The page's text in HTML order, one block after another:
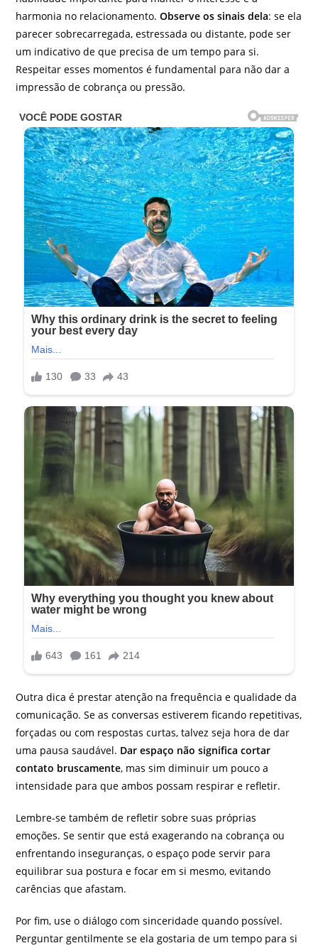
harmonia no relacionamento.Observe os sinais dela: se ela
parecer sobrecarregada, estressada ou distante, pode ser
um indicativo de que precisa de um tempo para si.
Respeitar esses momentos é fundamental para não dar a
impressão de cobrança ou pressão.
Outra dica é prestar atenção na frequência e qualidade da
comunicação. Se as conversas estiverem ficando repetitivas,
forçadas ou com respostas curtas, talvez seja hora de dar
uma pausa saudável. Dar espaço não significa cortar
contato bruscamente, mas sim diminuir um pouco a
intensidade para que ambos possam respirar e refletir.
Lembre-se também de refletir sobre suas próprias
emoções. Se sentir que está exagerando na cobrança ou
enfrentando inseguranças, o espaço pode servir para
equilibrar sua postura e focar em si mesmo, evitando
carências que afastam.
Por fim, use o diálogo com sinceridade quando possível.
Perguntar gentilmente se ela gostaria de um tempo para si